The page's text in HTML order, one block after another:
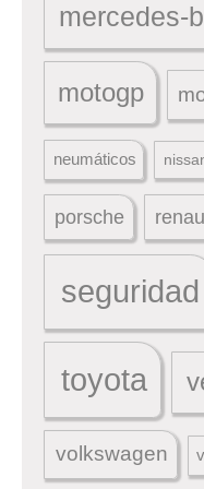
mercedes-
motogp
neumáticos
porsche
seguridad
toyota
volkswagen